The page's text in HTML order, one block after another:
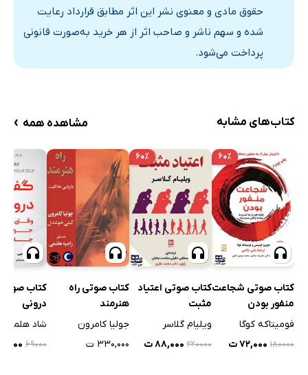
حقوق مادی و معنوی نشر این اثر مطابق قرارداد رعایت
شده و سهم ناشر و صاحب اثر از هر خرید به‌صورت قانونی
پرداخت می‌شود.
کتاب‌های مشابه مشاهده همه ›
۶۰٪
کتاب صوتی شجاعت
منفور بودن
‬فومیتاکه کوگا
۱۸۰۰۰۰ ۷۲,۰۰۰ ت
۶۰٪
کتاب صوتی اعتیاد
مثبت
ویلیام گلاسر
۲۲۰۰۰۰ ۸۸,۰۰۰ ت
کتاب صوتی راه
هنرمند
جولیا کامرون
۳۳۰,۰۰۰ ت
کتاب
درونی
شاد
۶۹۰۰۰